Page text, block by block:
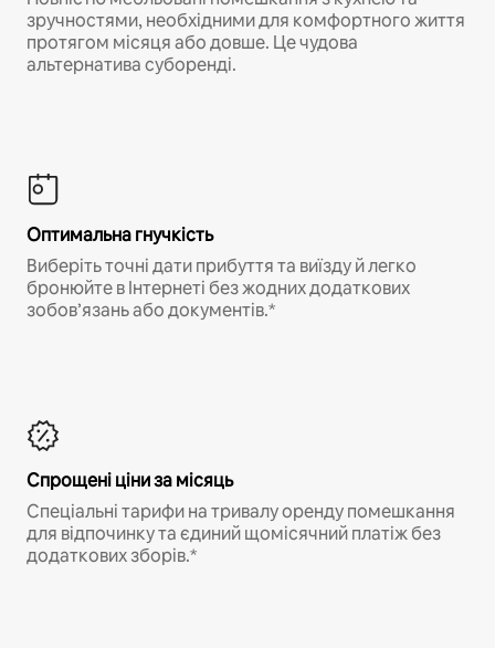
зручностями, необхідними для комфортного життя
протягом місяця або довше. Це чудова
альтернатива суборенді.
Оптимальна гнучкість
Виберіть точні дати прибуття та виїзду й легко
бронюйте в Інтернеті без жодних додаткових
зобов’язань або документів.*
Спрощені ціни за місяць
Спеціальні тарифи на тривалу оренду помешкання
для відпочинку та єдиний щомісячний платіж без
додаткових зборів.*